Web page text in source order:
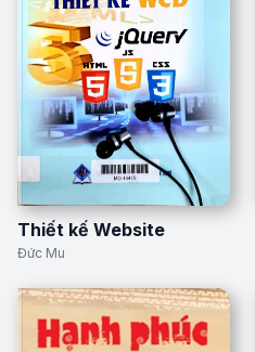
Thiết kế Website
Đức Mu